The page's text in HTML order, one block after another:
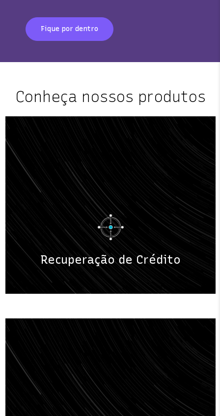
Fique por dentro
Conheça nossos produtos
Recuperação de Crédito